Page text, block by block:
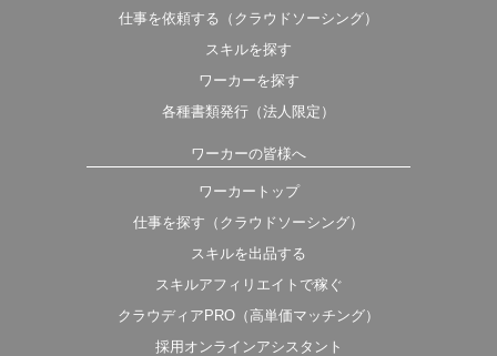
仕事を依頼する（クラウドソーシング）
スキルを探す
ワーカーを探す
各種書類発行（法人限定）
ワーカーの皆様へ
ワーカートップ
仕事を探す（クラウドソーシング）
スキルを出品する
スキルアフィリエイトで稼ぐ
クラウディアPRO（高単価マッチング）
採用オンラインアシスタント